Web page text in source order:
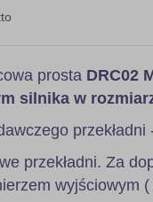
prosta DRC02
silnika w
przekładni
przekładni. Za
wyjściowym